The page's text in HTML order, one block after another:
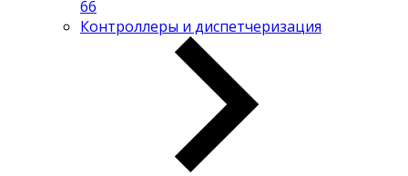
66
Контроллеры и диспетчеризация